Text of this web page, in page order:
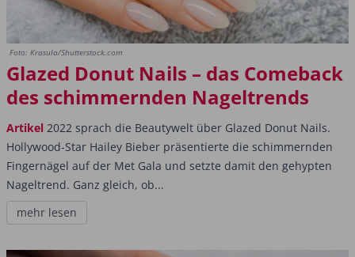
Foto: Krasula/Shutterstock.com
Glazed Donut Nails – das Comeback
des schimmernden Nageltrends
Artikel 2022 sprach die Beautywelt über Glazed Donut Nails.
Hollywood-Star Hailey Bieber präsentierte die schimmernden
Fingernägel auf der Met Gala und setzte damit den gehypten
Nageltrend. Ganz gleich, ob...
mehr lesen